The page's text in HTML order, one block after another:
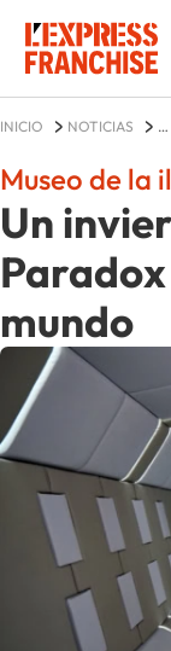
INICIO
NOTICIAS
Un
mundo
Museo de la